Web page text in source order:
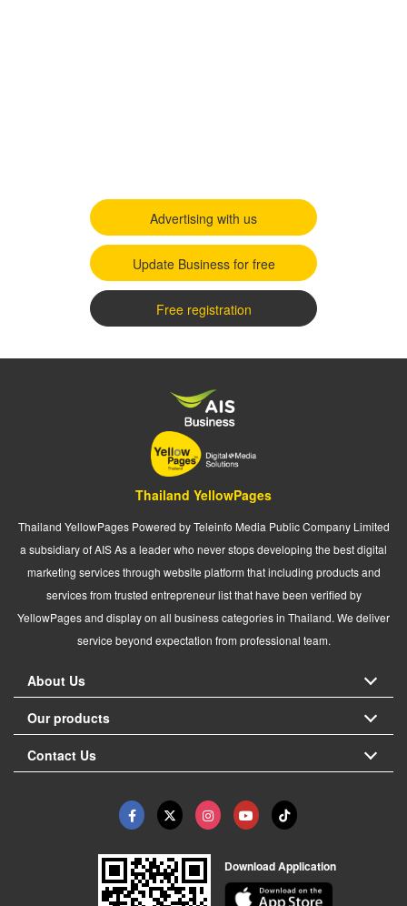
Advertising with us
Update Business for free
Free registration
Thailand YellowPages
Thailand YellowPages Powered by Teleinfo Media Public Company Limited
a subsidiary of AIS As a leader who never stops developing the best digital
marketing services through website platform that including products and
services from trusted entrepreneur list that have been verified by
YellowPages and display on all business categories in Thailand. We deliver
service beyond expectation from professional team.
About Us
Our products
Contact Us
Download Application